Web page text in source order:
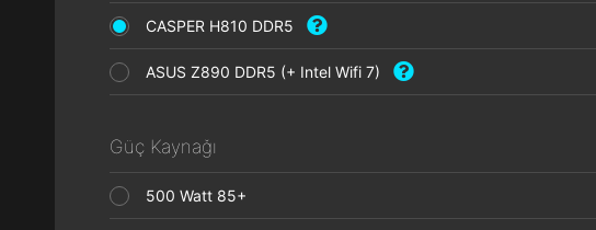
CASPER H810 DDR5
ASUS Z890 DDR5 (+ Intel Wifi 7)
Güç Kaynağı
500 Watt 85+